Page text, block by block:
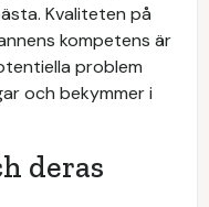
Kvaliteten på
kompetens är
problem
och bekymmer i
deras